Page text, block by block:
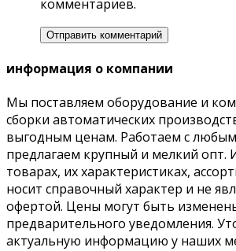
комментариев.
информация о компании
Мы поставляем оборудование и
сборки автоматических
выгодным ценам. Работаем с
предлагаем крупный и мелкий опт.
товарах, их характеристиках,
носит справочный характер и не
офертой. Цены могут быть
предварительного уведомления.
актуальную информацию у наших